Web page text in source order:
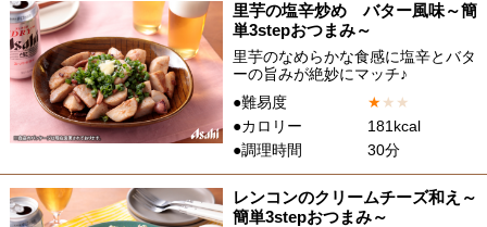
里芋の塩辛炒め バター風味～簡
単3stepおつまみ～
里芋のなめらかな食感に塩辛とバタ
ーの旨みが絶妙にマッチ♪
●難易度
★★ ★
●カロリー
181kcal
●調理時間
30分
レンコンのクリームチーズ和え～
簡単3stepおつまみ～